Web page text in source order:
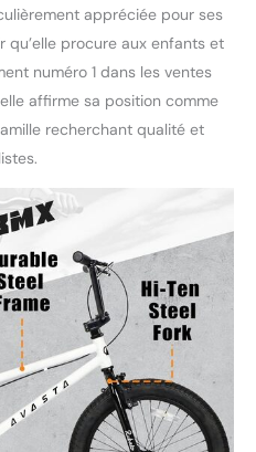
appréciée pour ses
qu’elle procure aux enfants et
numéro 1 dans les ventes
affirme sa position comme
recherchant qualité et